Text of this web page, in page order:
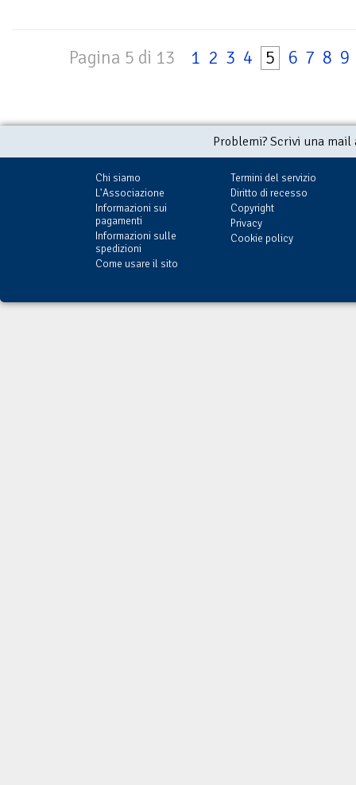
Pagina 5 di 13 1 2 3 4 5 6 7 8 9
Problemi? Scrivi una
Chi siamo
L'Associazione
Informazioni sui
pagamenti
Informazioni sulle
spedizioni
Come usare il sito
Termini del servizio
Diritto di recesso
Copyright
Privacy
Cookie policy